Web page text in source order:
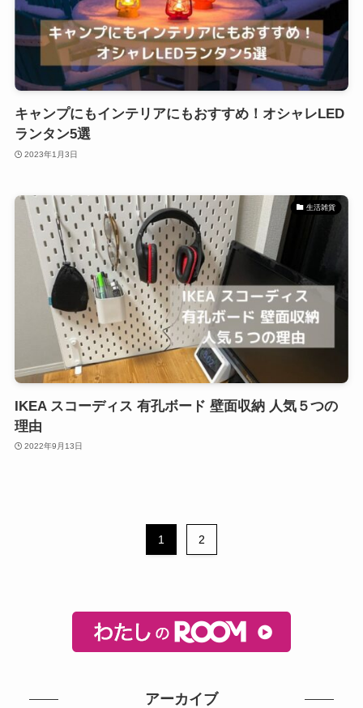
キャンプにもインテリアにもおすすめ！オシャレLED
ランタン5選
2023年1月3日
生活雑貨
IKEA スコーディス 有孔ボード 壁面収納 人気５つの
理由
2022年9月13日
1 2
アーカイブ